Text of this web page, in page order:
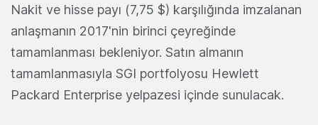
Nakit ve hisse payı (7,75 $) karşılığında imzalanan
anlaşmanın 2017'nin birinci çeyreğinde
tamamlanması bekleniyor. Satın almanın
tamamlanmasıyla SGI portfolyosu Hewlett
Packard Enterprise yelpazesi içinde sunulacak.